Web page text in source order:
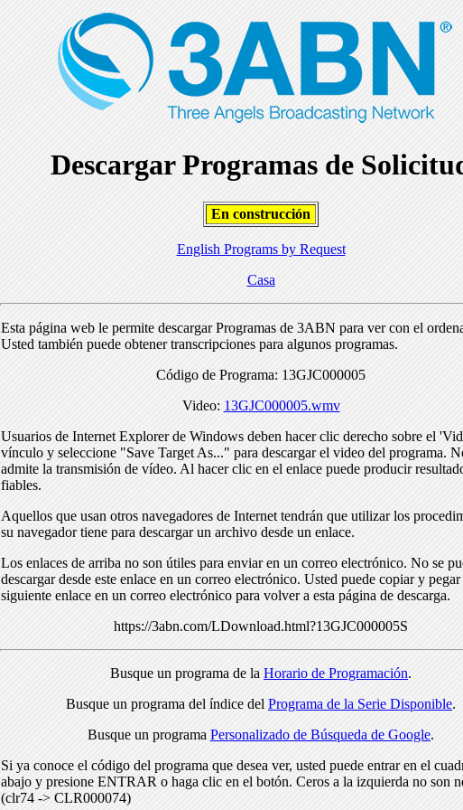
Descargar Programas de
En construcción
English Programs by Request
Casa
Esta página web le permite descargar Programas de 3ABN para ver con el
Usted también puede obtener transcripciones para algunos programas.
Código de Programa: 13GJC000005
Video: 13GJC000005.wmv
Usuarios de Internet Explorer de Windows deben hacer clic derecho sobre el
vínculo y seleccione "Save Target As..." para descargar el video del programa.
admite la transmisión de vídeo. Al hacer clic en el enlace puede producir
fiables.
Aquellos que usan otros navegadores de Internet tendrán que utilizar los
su navegador tiene para descargar un archivo desde un enlace.
Los enlaces de arriba no son útiles para enviar en un correo electrónico. No se
descargar desde este enlace en un correo electrónico. Usted puede copiar y pegar
siguiente enlace en un correo electrónico para volver a esta página de descarga.
https://3abn.com/LDownload.html?13GJC000005S
Busque un programa de la Horario de Programación.
Busque un programa del índice del Programa de la Serie Disponible.
Busque un programa Personalizado de Búsqueda de Google.
Si ya conoce el código del programa que desea ver, usted puede entrar en el
abajo y presione ENTRAR o haga clic en el botón. Ceros a la izquierda no son
(clr74 -> CLR000074)